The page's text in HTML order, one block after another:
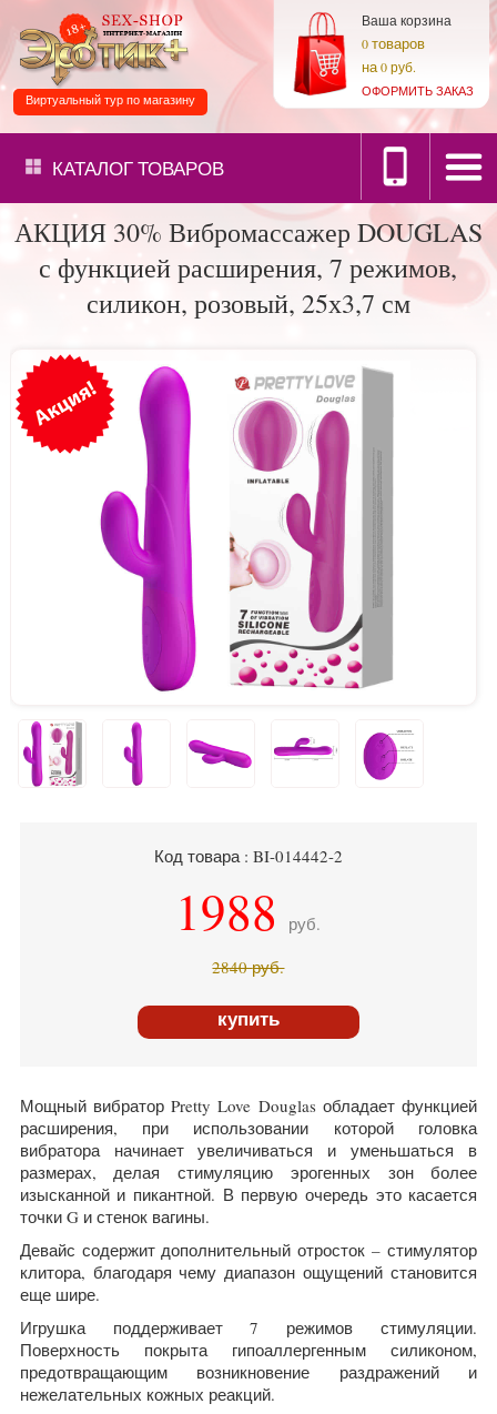
Ваша корзина
0товаров
на0 руб.
ОФОРМИТЬ ЗАКАЗ
Виртуальный тур по магазину
КАТАЛОГТОВАРОВ
АКЦИЯ 30% Вибромассажер DOUGLAS
с функцией расширения, 7 режимов,
силикон, розовый, 25х3,7 см
Код товара : BI-014442-2
1988
руб.
2840руб.
купить
Мощный вибратор Pretty Love Douglas обладает функцией
расширения, при использовании которой головка
вибратора начинает увеличиваться и уменьшаться в
размерах, делая стимуляцию эрогенных зон более
изысканной и пикантной. В первую очередь это касается
точки G и стенок вагины.
Девайс содержит дополнительный отросток – стимулятор
клитора, благодаря чему диапазон ощущений становится
еще шире.
Игрушка поддерживает 7 режимов стимуляции.
Поверхность покрыта гипоаллергенным силиконом,
предотвращающим возникновение раздражений и
нежелательных кожных реакций.